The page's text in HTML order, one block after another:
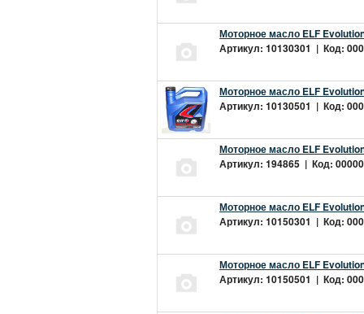
Моторное масло ELF
Артикул: 10130301 | Код:
Моторное масло ELF
Артикул: 10130501 | Код:
Моторное масло ELF
Артикул: 194865 | Код:
Моторное масло ELF
Артикул: 10150301 | Код:
Моторное масло ELF
Артикул: 10150501 | Код: